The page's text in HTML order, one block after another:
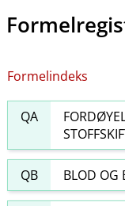
Formelindeks
QA
QB BLOD OG